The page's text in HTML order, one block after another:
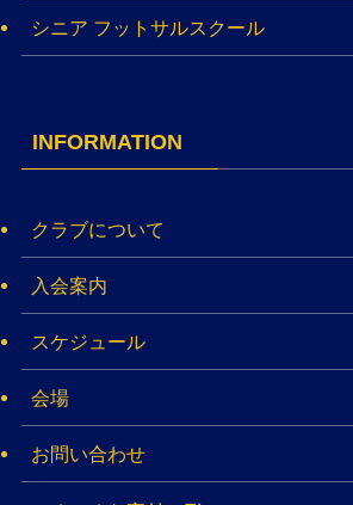
シニア フットサルスクール
INFORMATION
クラブについて
入会案内
スケジュール
会場
お問い合わせ